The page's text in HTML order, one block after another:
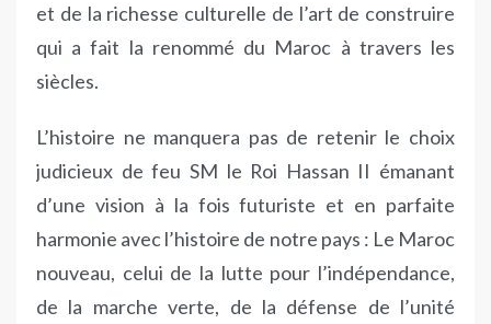
et de la richesse culturelle de l’art de construire
qui a fait la renommé du Maroc à travers les
siècles.
L’histoire ne manquera pas de retenir le choix
judicieux de feu SM le Roi Hassan II émanant
d’une vision à la fois futuriste et en parfaite
harmonie avec l’histoire de notre pays : Le Maroc
nouveau, celui de la lutte pour l’indépendance,
de la marche verte, de la défense de l’unité